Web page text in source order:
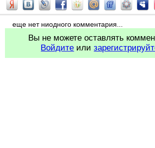
еще нет ниодного комментария...
Вы не можете оставлять
Войдите или